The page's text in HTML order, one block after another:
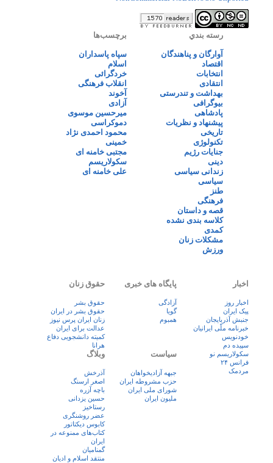
رسته بندي
آوارگان و پناهندگان
اقتصاد
انتخابات
انتقادی
بهداشت و تندرستی
بیوگرافی
پادشاهی
پیشنهاد و نظریات
تاریخی
تکنولوژی
جنایات رژیم
دینی
زندانی سیاسی
سیاسی
طنز
فرهنگی
قصه و داستان
کلاسه بندی نشده
کمدی
مشکلات زنان
ورزش
برچسب‌ها
سپاه پاسداران
اسلام
خردگرائی
انقلاب فرهنگی
آخوند
آزادی
میرحسین موسوی
دموکراسی
محمود احمدی نژاد
خمینی
مجتبی خامنه ای
سکولاریسم
علی خامنه ای
اخبار
اخبار روز
پيک ايران
جنبش آذربایجان
خبرنامه ملّی ایرانیان
خودنویس
سپیده دم
سکولاریسم نو
فرانس ۲۴
مردمک
پایگاه های خبری
آزادگی
گویا
همبوم
حقوق زنان
حقوق بشر
حقوق بشر در ایران
زنان ايران پرس نيوز
عدالت برای ایران
کمیته دانشجویی دفاع
هرانا
سیاست
جبهه آزادیخواهان
حزب مشروطه ایران
شورای ملی ایران
ملیون ایران
وبلاگ
آذرخش
اصغر ارسنگ
باچه آزره
حسین یزدانی
رستاخیز
عضر روشنگری
کابوس دیکتاتور
کتاب‌های ممنوعه در
ایران
گمنامیان
منتقد اسلام و ادیان